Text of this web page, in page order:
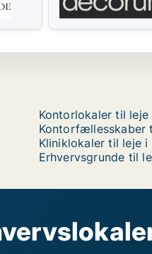
Kontorlokaler til leje
Kontorfællesskaber
Kliniklokaler til leje i
Erhvervsgrunde til